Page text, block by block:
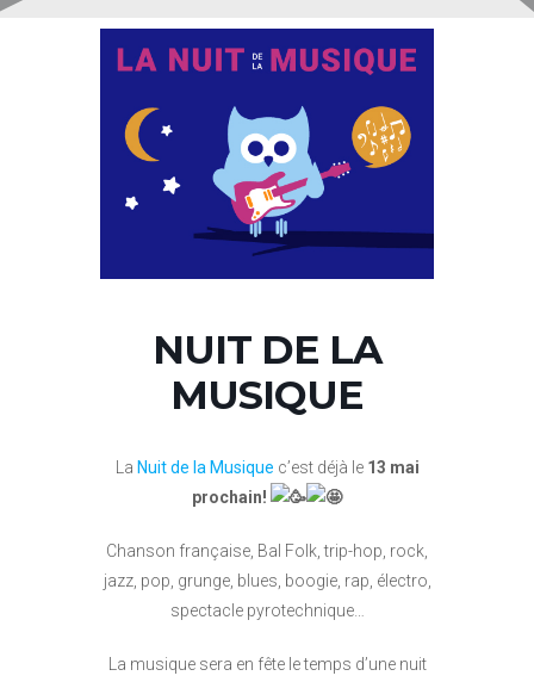
NUIT DE LA
MUSIQUE
La Nuit de la Musique c’est déjà le13 mai
prochain!
Chanson française, Bal Folk, trip-hop, rock,
jazz, pop, grunge, blues, boogie, rap, électro,
spectacle pyrotechnique…
La musique sera en fête le temps d’une nuit